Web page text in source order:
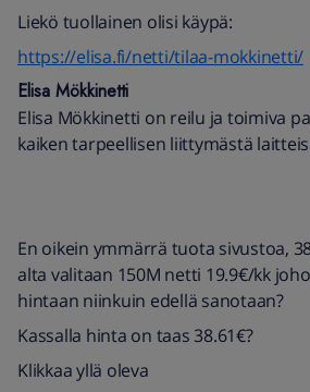
Liekö tuollainen olisi käypä:
https://elisa.fi/netti/tilaa-mokkinetti/
Elisa Mökkinetti
Elisa Mökkinetti on reilu ja toimiva
kaiken tarpeellisen liittymästä
En oikein ymmärrä tuota sivustoa,
alta valitaan 150M netti 19.9€/kk
hintaan niinkuin edellä sanotaan?
Kassalla hinta on taas 38.61€?
Klikkaa yllä oleva